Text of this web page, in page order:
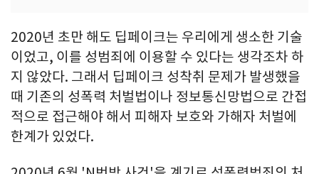
2020년 초만 해도 딥페이크는 우리에게 생소한 기술
이었고, 이를 성범죄에 이용할 수 있다는 생각조차 하
지 않았다. 그래서 딥페이크 성착취 문제가 발생했을
때 기존의 성폭력 처벌법이나 정보통신망법으로 간접
적으로 접근해야 해서 피해자 보호와 가해자 처벌에
한계가 있었다.